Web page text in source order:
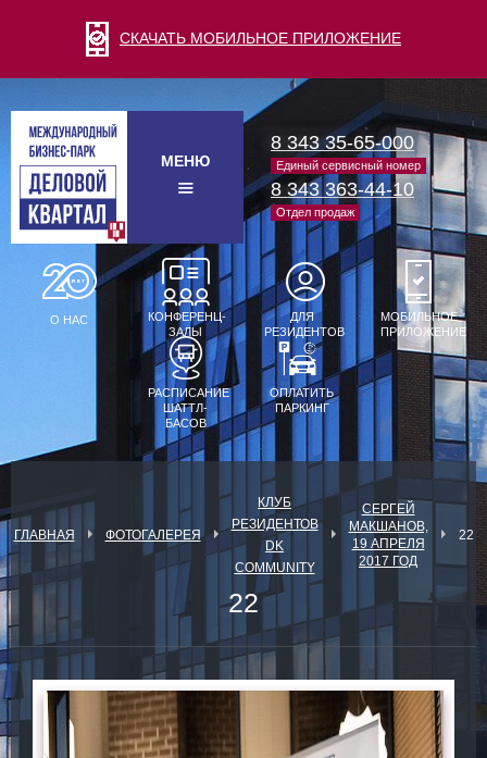
СКАЧАТЬ МОБИЛЬНОЕ ПРИЛОЖЕНИЕ
МЕНЮ
8 343 35-65-000
Единый сервисный номер
8 343 363-44-10
Отдел продаж
О НАС
КОНФЕРЕНЦ-
ЗАЛЫ
ДЛЯ
РЕЗИДЕНТОВ
МОБИЛЬНОЕ
ПРИЛОЖЕНИЕ
РАСПИСАНИЕ
ШАТТЛ-
БАСОВ
ОПЛАТИТЬ
ПАРКИНГ
ГЛАВНАЯ ФОТОГАЛЕРЕЯ
КЛУБ
РЕЗИДЕНТОВ
DK
COMMUNITY
СЕРГЕЙ
МАКШАНОВ,
19 АПРЕЛЯ
2017 ГОД
22
22